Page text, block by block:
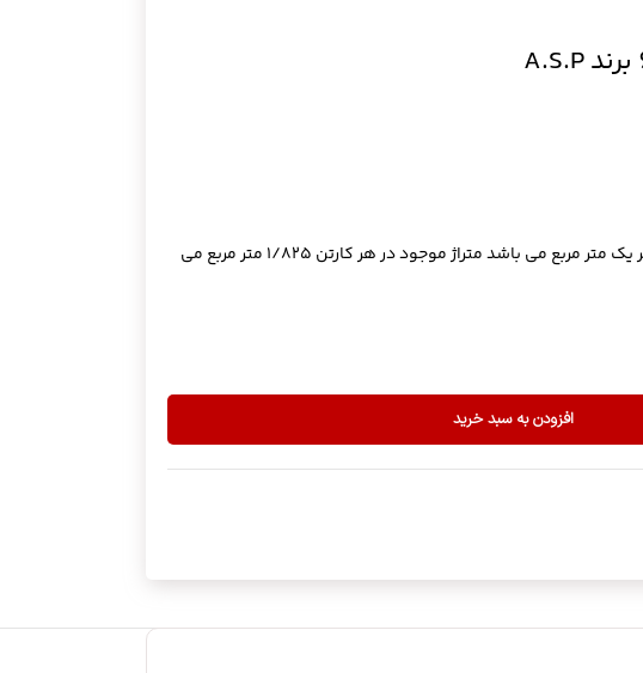
توجه بفرمایید قیمت بر حسب هر یک متر مربع می باشد متراژ موجود در هر کارتن 1/825 متر مربع می
افزودن به سبد خرید